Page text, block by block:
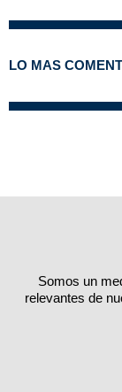
LO MAS
Somos un
relevantes de